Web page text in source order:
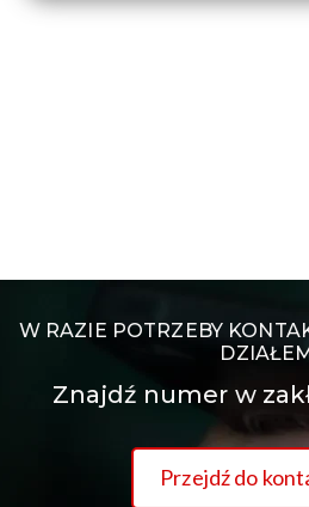
W RAZIE POTRZEBY
Znajdź numer w
Przejdź do